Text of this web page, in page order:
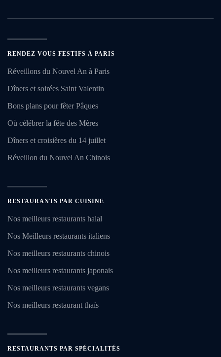
RENDEZ VOUS FESTIFS À PARIS
Réveillons du Nouvel An à Paris
Dîners et soirées Saint Valentin
Bons plans pour fêter Pâques
Où célébrer la fête des Mères
Dîners et croisières du 14 juillet
Réveillon du Nouvel An Chinois
RESTAURANTS PAR CUISINE
Nos meilleurs restaurants halal
Nos Meilleurs restaurants italiens
Nos meilleurs restaurants chinois
Nos meilleurs restaurants japonais
Nos meilleurs restaurants vegans
Nos meilleurs restaurant thaïs
RESTAURANTS PAR SPÉCIALITÉS